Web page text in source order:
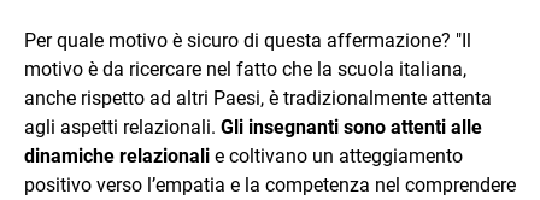
Per quale motivo è sicuro di questa affermazione? "Il
motivo è da ricercare nel fatto che la scuola italiana,
anche rispetto ad altri Paesi, è tradizionalmente attenta
agli aspetti relazionali. Gli insegnanti sono attenti alle
dinamiche relazionali e coltivano un atteggiamento
positivo verso l’empatia e la competenza nel comprendere